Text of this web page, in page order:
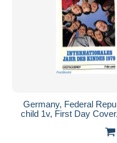
Germany, Federal
child 1v, First Day